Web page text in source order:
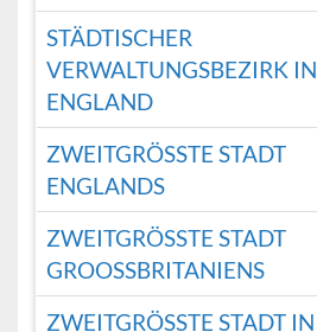
STÄDTISCHER
VERWALTUNGSBEZIRK IN
ENGLAND
ZWEITGRÖSSTE STADT E
NGLANDS
ZWEITGRÖSSTE STADT G
ROOSSBRITANIENS
ZWEITGRÖSSTE STADT IN G